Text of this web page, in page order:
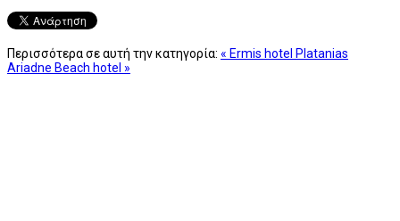
Περισσότερα σε αυτή την κατηγορία: « Ermis hotel Platanias
Ariadne Beach hotel »